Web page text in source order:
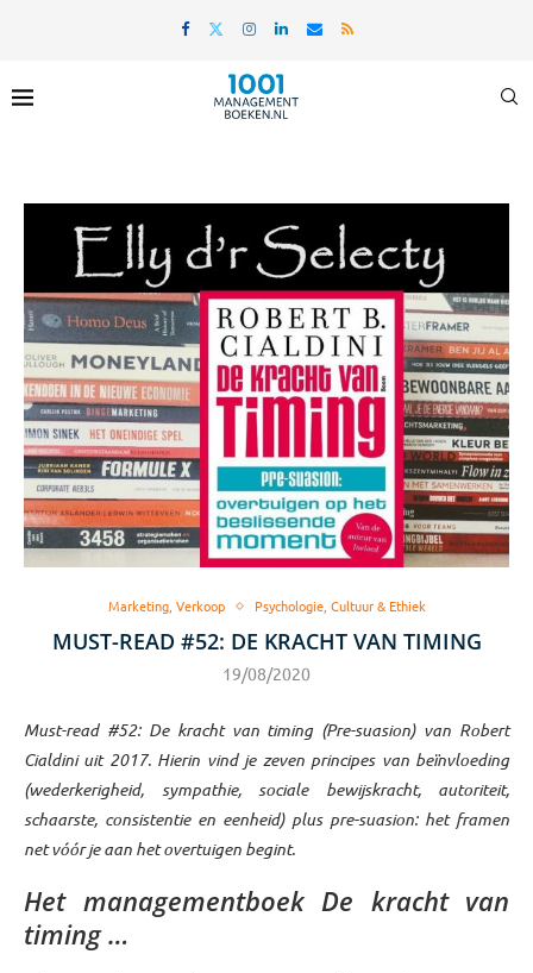
Marketing, Verkoop Psychologie, Cultuur & Ethiek
MUST-READ #52: DE KRACHT VAN TIMING
19/08/2020
Must-read #52: De kracht van timing (Pre-suasion) van Robert
Cialdini uit 2017. Hierin vind je zeven principes van beïnvloeding
(wederkerigheid, sympathie, sociale bewijskracht, autoriteit,
schaarste, consistentie en eenheid) plus pre-suasion: het framen
net vóór je aan het overtuigen begint.
Het managementboek De kracht van
timing …